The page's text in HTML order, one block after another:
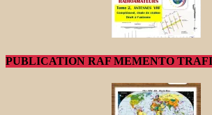
PUBLICATION RAF MEMENTO